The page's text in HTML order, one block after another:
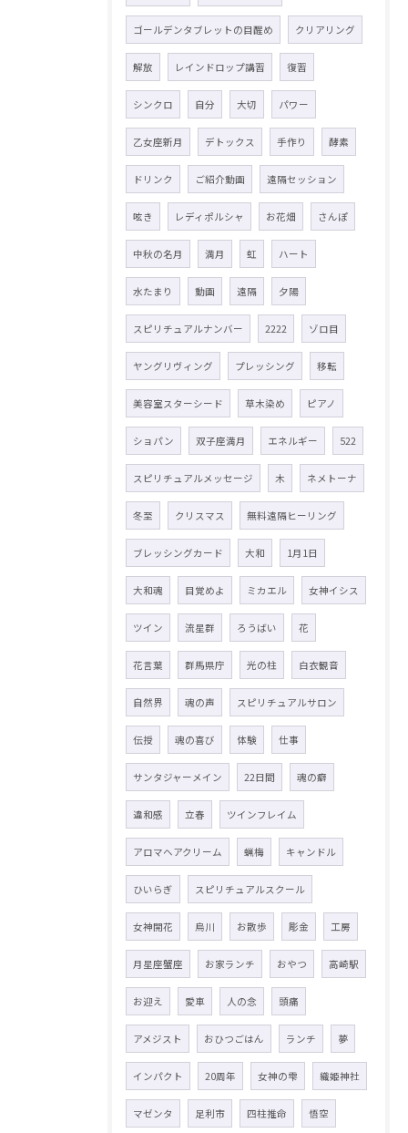
ゴールデンタブレットの目醒め クリアリング
解放 レインドロップ講習 復習
シンクロ 自分 大切 パワー
乙女座新月 デトックス 手作り 酵素
ドリンク ご紹介動画 遠隔セッション
呟き レディポルシャ お花畑 さんぽ
中秋の名月 満月 虹 ハート
水たまり 動画 遠隔 夕陽
スピリチュアルナンバー 2222 ゾロ目
ヤングリヴィング プレッシング 移転
美容室スターシード 草木染め ピアノ
ショパン 双子座満月 エネルギー 522
スピリチュアルメッセージ 木 ネメトーナ
冬至 クリスマス 無料遠隔ヒーリング
ブレッシングカード 大和 1月1日
大和魂 目覚めよ ミカエル 女神イシス
ツイン 流星群 ろうばい 花
花言葉 群馬県庁 光の柱 白衣観音
自然界 魂の声 スピリチュアルサロン
伝授 魂の喜び 体験 仕事
サンタジャーメイン 22日間 魂の癖
違和感 立春 ツインフレイム
アロマヘアクリーム 蝋梅 キャンドル
ひいらぎ スピリチュアルスクール
女神開花 烏川 お散歩 彫金 工房
月星座蟹座 お家ランチ おやつ 高崎駅
お迎え 愛車 人の念 頭痛
アメジスト おひつごはん ランチ 夢
インパクト 20周年 女神の雫 織姫神社
マゼンタ 足利市 四柱推命 悟空